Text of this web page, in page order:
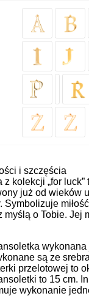
i szczęścia
z kolekcji „for
już od wieków
Symbolizuje
myślą o Tobie. Jej
są ze
przelotowej to
to 15 cm.
wykonanie